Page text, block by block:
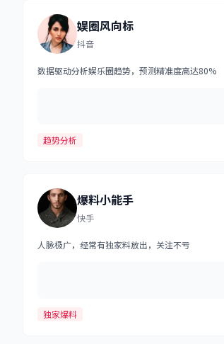
娱圈风向标
抖音
数据驱动分析娱乐圈趋势，预测精准度高达80%
趋势分析
爆料小能手
快手
人脉极广，经常有独家料放出，关注不亏
独家爆料